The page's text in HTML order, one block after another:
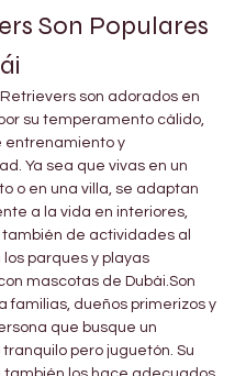
Son Populares
Retrievers son adorados en
su temperamento cálido,
entrenamiento y
Ya sea que vivas en un
o en una villa, se adaptan
a la vida en interiores,
de actividades al
los parques y playas
mascotas de Dubái.Son
familias, dueños primerizos y
que busque un
pero juguetón. Su